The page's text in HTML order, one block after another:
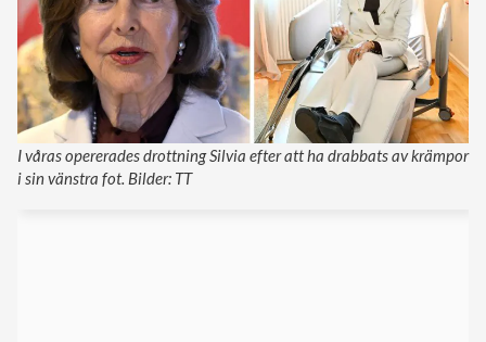
I våras opererades drottning Silvia efter att ha drabbats av krämpor
i sin vänstra fot. Bilder: TT